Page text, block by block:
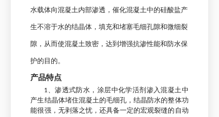
水载体向混凝土内部渗透，催化混凝土中的硅酸盐产
生不溶于水的结晶体，填充和堵塞毛细孔隙和微细裂
隙，从而使混凝土致密，达到增强抗渗性能和防水保
护的目的。
产品特点
1、渗透式防水，涂层中化学活剂渗入混凝土中
产生结晶体堵住混凝土的毛细孔，结晶防水的整体功
能很强，无剥落之忧，还具备一定的宏观裂缝的自动